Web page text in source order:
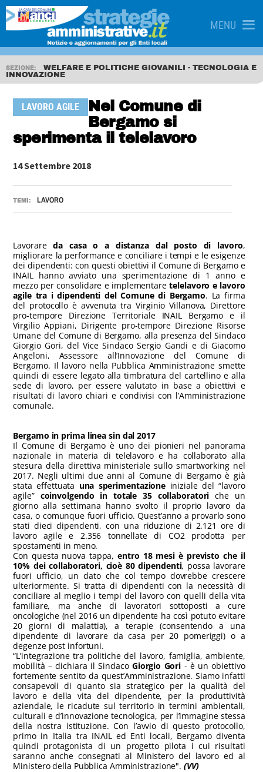
MENU
SEZIONE:
WELFARE E POLITICHE GIOVANILI - TECNOLOGIA E
INNOVAZIONE
LAVORO AGILE
Nel Comune di
Bergamo si
sperimenta il telelavoro
14 Settembre 2018
TEMI: LAVORO
Lavorareda casa o a distanza dal posto di lavoro,
migliorare la performance e conciliare i tempi e le esigenze
dei dipendenti: con questi obiettivi il Comune di Bergamo e
INAIL hanno avviato una sperimentazione di 1 anno e
mezzo per consolidare e implementaretelelavoro e lavoro
agile tra i dipendenti del Comune di Bergamo. La firma
del protocollo è avvenuta tra Virginio Villanova, Direttore
pro-tempore Direzione Territoriale INAIL Bergamo e il
Virgilio Appiani, Dirigente pro-tempore Direzione Risorse
Umane del Comune di Bergamo, alla presenza del Sindaco
Giorgio Gori, del Vice Sindaco Sergio Gandi e di Giacomo
Angeloni, Assessore all’Innovazione del Comune di
Bergamo. Il lavoro nella Pubblica Amministrazione smette
quindi di essere legato alla timbratura del cartellino e alla
sede di lavoro, per essere valutato in base a obiettivi e
risultati di lavoro chiari e condivisi con l’Amministrazione
comunale.
Bergamo in prima linea sin dal 2017
Il Comune di Bergamo è uno dei pionieri nel panorama
nazionale in materia di telelavoro e ha collaborato alla
stesura della direttiva ministeriale sullo smartworking nel
2017. Negli ultimi due anni al Comune di Bergamo è già
stata effettuata una sperimentazione iniziale del “lavoro
agile”coinvolgendo in totale 35 collaboratori che un
giorno alla settimana hanno svolto il proprio lavoro da
casa, o comunque fuori ufficio. Quest’anno a provarlo sono
stati dieci dipendenti, con una riduzione di 2.121 ore di
lavoro agile e 2.356 tonnellate di CO2 prodotta per
spostamenti in meno.
Con questa nuova tappa,entro 18 mesi è previsto che il
10% dei collaboratori, cioè 80 dipendenti, possa lavorare
fuori ufficio, un dato che col tempo dovrebbe crescere
ulteriormente. Si tratta di dipendenti con la necessità di
conciliare al meglio i tempi del lavoro con quelli della vita
familiare, ma anche di lavoratori sottoposti a cure
oncologiche (nel 2016 un dipendente ha così potuto evitare
20 giorni di malattia), a terapie (consentendo a una
dipendente di lavorare da casa per 20 pomeriggi) o a
degenze post infortuni.
“L’integrazione tra politiche del lavoro, famiglia, ambiente,
mobilità – dichiara il Sindaco Giorgio Gori - è un obiettivo
fortemente sentito da quest’Amministrazione. Siamo infatti
consapevoli di quanto sia strategico per la qualità del
lavoro e della vita del dipendente, per la produttività
aziendale, le ricadute sul territorio in termini ambientali,
culturali e d’innovazione tecnologica, per l’immagine stessa
della nostra istituzione. Con l’avvio di questo protocollo,
primo in Italia tra INAIL ed Enti locali, Bergamo diventa
quindi protagonista di un progetto pilota i cui risultati
saranno anche consegnati al Ministero del lavoro ed al
Ministero della Pubblica Amministrazione".(VV)